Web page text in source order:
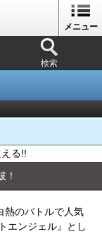
メニュー
検索
る!!
！
熱のバトルで人気
エンジェル』とし